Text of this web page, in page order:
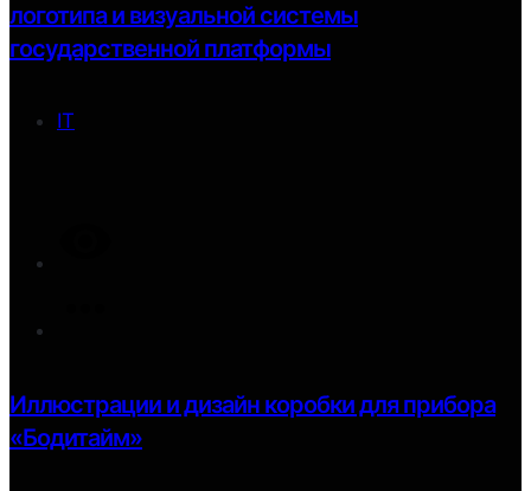
логотипа и визуальной системы
государственной платформы
IT
Иллюстрации и дизайн коробки для прибора
«Бодитайм»